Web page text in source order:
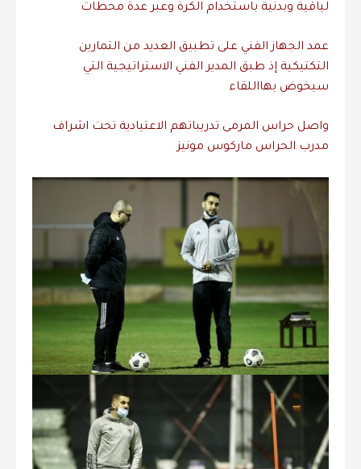
لياقية وبدنية باستخدام الكرة وعبر عدة محطات
عمد الجهاز الفني على تطبيق العديد من التمارين
التكتيكية إذ طبق المدير الفني الاستراتيجية التي
سيخوض بهااللقاء
واصل حراس المرمى تدريباتهم الاعتيادية تحت اشراف
مدرب الحراس ماركوس مونيز